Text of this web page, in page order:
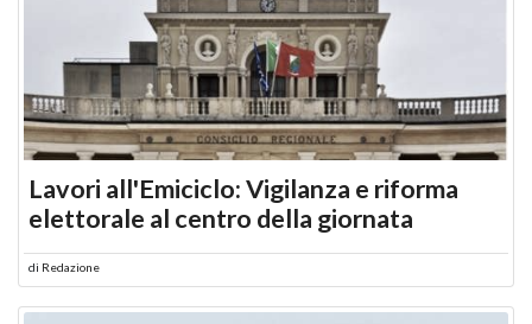
Lavori all'Emiciclo: Vigilanza e riforma
elettorale al centro della giornata
di Redazione